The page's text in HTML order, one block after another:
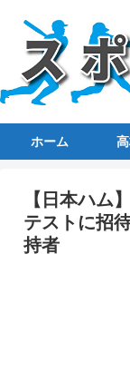
ホーム
【日本ハム
テストに招
持者